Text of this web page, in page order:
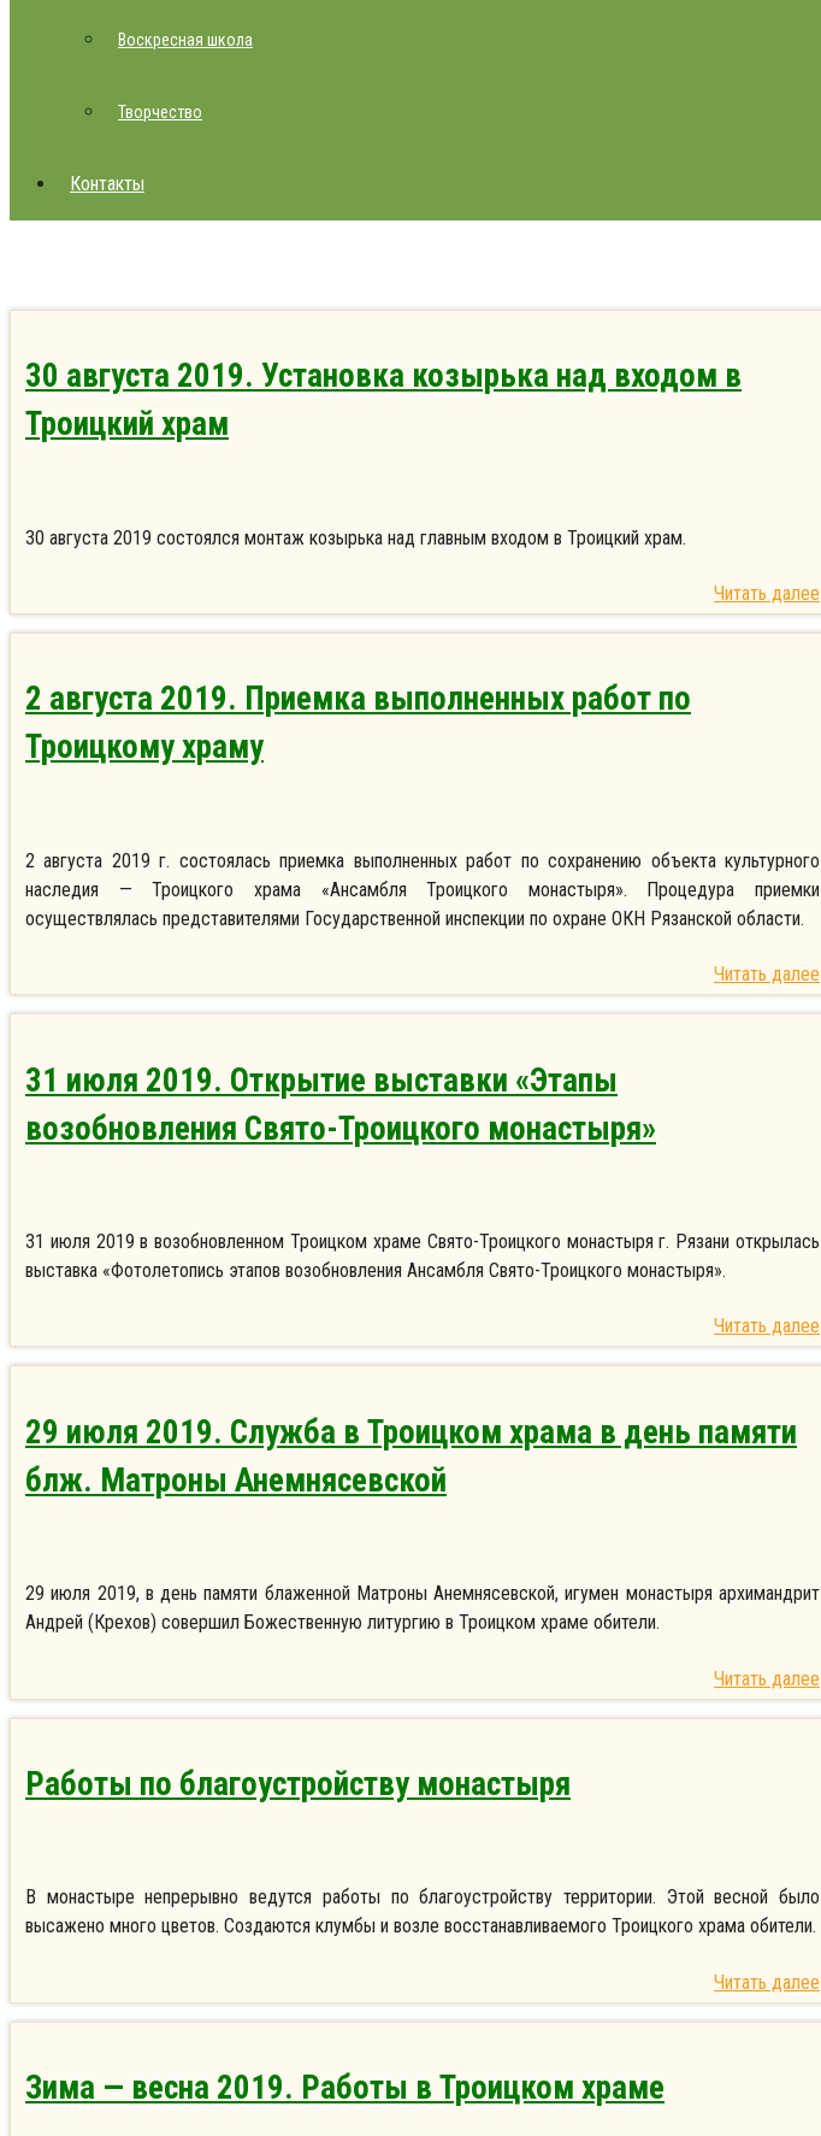
Воскресная школа
Творчество
Контакты
30 августа 2019. Установка козырька над входом в
Троицкий храм
30 августа 2019 состоялся монтаж козырька над главным входом в Троицкий храм.
Читать далее
2 августа 2019. Приемка выполненных работ по
Троицкому храму
2 августа 2019 г. состоялась приемка выполненных работ по сохранению объекта культурного
наследия — Троицкого храма «Ансамбля Троицкого монастыря». Процедура приемки
осуществлялась представителями Государственной инспекции по охране ОКН Рязанской области.
Читать далее
31 июля 2019. Открытие выставки «Этапы
возобновления Свято-Троицкого монастыря»
31 июля 2019 в возобновленном Троицком храме Свято-Троицкого монастыря г. Рязани открылась
выставка «Фотолетопись этапов возобновления Ансамбля Свято-Троицкого монастыря».
Читать далее
29 июля 2019. Служба в Троицком храма в день памяти
блж. Матроны Анемнясевской
29 июля 2019, в день памяти блаженной Матроны Анемнясевской, игумен монастыря архимандрит
Андрей (Крехов) совершил Божественную литургию в Троицком храме обители.
Читать далее
Работы по благоустройству монастыря
В монастыре непрерывно ведутся работы по благоустройству территории. Этой весной было
высажено много цветов. Создаются клумбы и возле восстанавливаемого Троицкого храма обители.
Читать далее
Зима — весна 2019. Работы в Троицком храме